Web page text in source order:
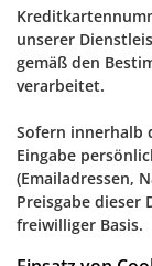
unserer
gemäß den
verarbeitet.
Sofern innerhalb
Eingabe
(Emailadressen,
Preisgabe dieser
freiwilliger Basis.